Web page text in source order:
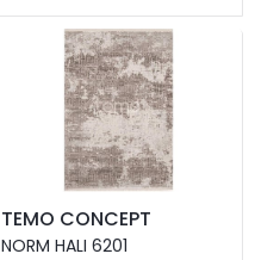
TEMO CONCEPT
NORM HALI 6201